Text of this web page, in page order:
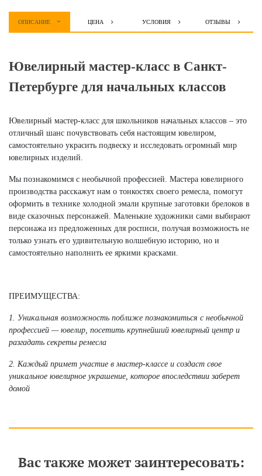
ОПИСАНИЕ ЦЕНА УСЛОВИЯ ОТЗЫВЫ
Ювелирный мастер-класс в Санкт-
Петербурге для начальных классов
Ювелирный мастер-класс для школьников начальных классов – это
отличный шанс почувствовать себя настоящим ювелиром,
самостоятельно украсить подвеску и исследовать огромный мир
ювелирных изделий.
Мы познакомимся с необычной профессией. Мастера ювелирного
производства расскажут нам о тонкостях своего ремесла, помогут
оформить в технике холодной эмали крупные заготовки брелоков в
виде сказочных персонажей. Маленькие художники сами выбирают
персонажа из предложенных для росписи, получая возможность не
только узнать его удивительную волшебную историю, но и
самостоятельно наполнить ее яркими красками.
ПРЕИМУЩЕСТВА:
1. Уникальная возможность поближе познакомиться с необычной
профессией — ювелир, посетить крупнейший ювелирный центр и
разгадать секреты ремесла
2. Каждый примет участие в мастер-классе и создаст свое
уникальное ювелирное украшение, которое впоследствии заберет
домой
Вас также может заинтересовать: